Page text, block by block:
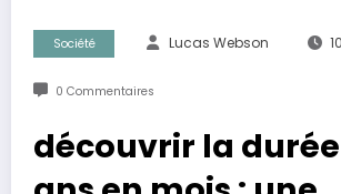
Société Lucas Webson
0 Commentaires
découvrir la durée